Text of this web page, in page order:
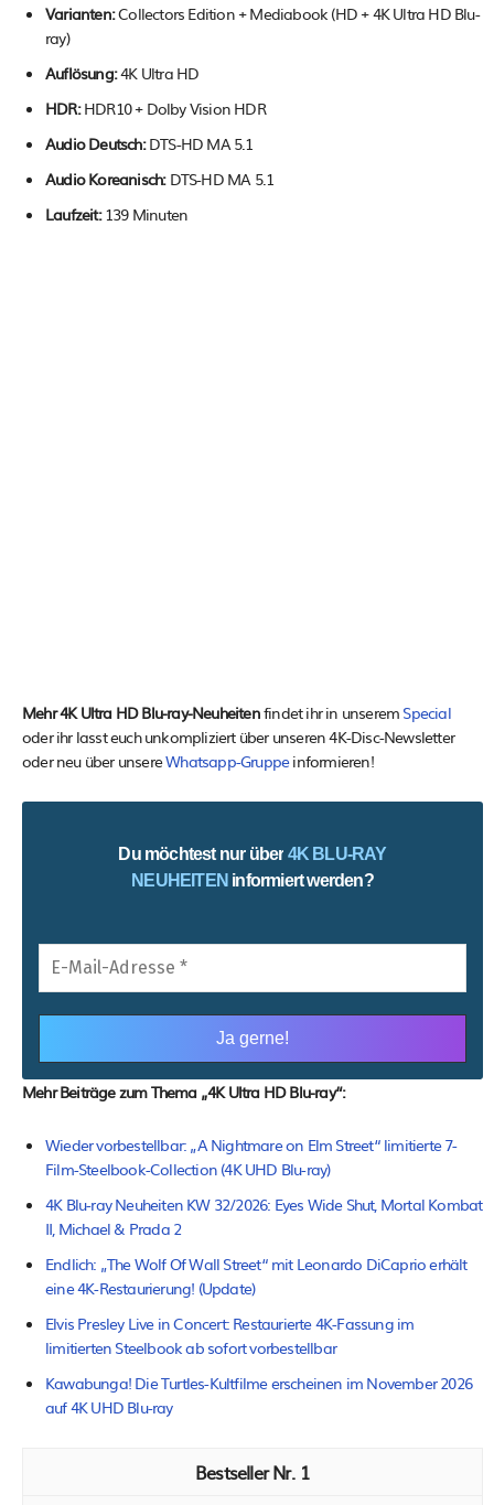
Varianten:Collectors Edition + Mediabook (HD + 4K Ultra HD Blu-
ray)
Auflösung:4K Ultra HD
HDR:HDR10 + Dolby Vision HDR
Audio Deutsch:DTS-HD MA 5.1
Audio Koreanisch: DTS-HD MA 5.1
Laufzeit:139 Minuten
Mehr 4K Ultra HD Blu-ray-Neuheitenfindet ihr in unserem Special
oder ihr lasst euch unkompliziert über unseren 4K-Disc-Newsletter
oder neu über unsereWhatsapp-Gruppeinformieren!
Du möchtest nur über 4K BLU-RAY
NEUHEITEN informiert werden?
Mehr Beiträge zum Thema „4K Ultra HD Blu-ray“:
Wieder vorbestellbar: „A Nightmare on Elm Street“ limitierte 7-
Film-Steelbook-Collection (4K UHD Blu-ray)
4K Blu-ray Neuheiten KW 32/2026: Eyes Wide Shut, Mortal Kombat
II, Michael & Prada 2
Endlich: „The Wolf Of Wall Street“ mit Leonardo DiCaprio erhält
eine 4K-Restaurierung! (Update)
Elvis Presley Live in Concert: Restaurierte 4K-Fassung im
limitierten Steelbook ab sofort vorbestellbar
Kawabunga! Die Turtles-Kultfilme erscheinen im November 2026
auf 4K UHD Blu-ray
1